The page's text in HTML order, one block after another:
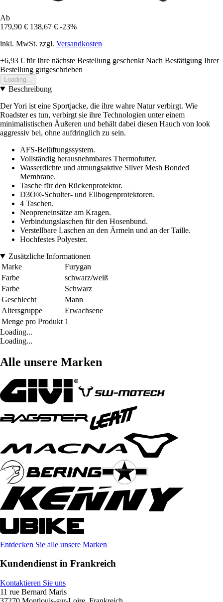
Ab
179,90 € 138,67 € -23%
inkl. MwSt. zzgl. Versandkosten
+6,93 € für Ihre nächste Bestellung geschenkt Nach Bestätigung Ihrer
Bestellung gutgeschrieben
Loading...
Beschreibung
Der Yori ist eine Sportjacke, die ihre wahre Natur verbirgt. Wie
Roadster es tun, verbirgt sie ihre Technologien unter einem
minimalistischen Äußeren und behält dabei diesen Hauch von look
aggressiv bei, ohne aufdringlich zu sein.
AFS-Belüftungssystem.
Vollständig herausnehmbares Thermofutter.
Wasserdichte und atmungsaktive Silver Mesh Bonded
Membrane.
Tasche für den Rückenprotektor.
D3O®-Schulter- und Ellbogenprotektoren.
4 Taschen.
Neopreneinsätze am Kragen.
Verbindungslaschen für den Hosenbund.
Verstellbare Laschen an den Ärmeln und an der Taille.
Hochfestes Polyester.
Zusätzliche Informationen
Marke
Furygan
Farbe
schwarz/weiß
Farbe
Schwarz
Geschlecht
Mann
Altersgruppe
Erwachsene
Menge pro Produkt 1
Loading...
Loading...
Alle unsere Marken
Entdecken Sie alle unsere Marken
Kundendienst in Frankreich
Kontaktieren Sie uns
11 rue Bernard Maris